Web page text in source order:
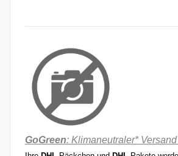
GoGreen: Klimaneutraler*